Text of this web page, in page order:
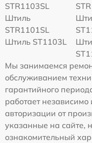
STR1103SL
Штиль
STR1101SL
Штиль ST1103L
Мы занимаемся
обслуживанием
гарантийного
работает
авторизации от
указанные на сайте,
ознакомительный